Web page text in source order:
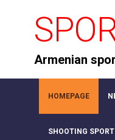
Armenian
HOMEPAGE
SHOOTING SPORT